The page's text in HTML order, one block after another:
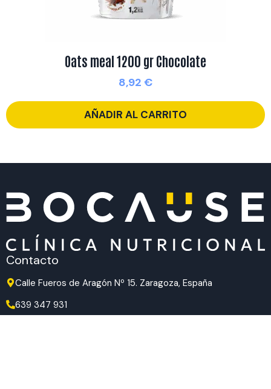
Oats meal 1200 gr Chocolate
8,92 €
AÑADIR AL CARRITO
Contacto
Calle Fueros de Aragón Nº 15. Zaragoza, España
639 347 931